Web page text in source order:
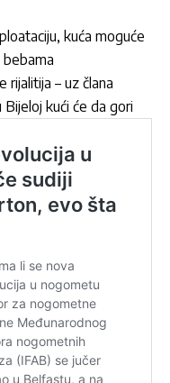
kuća moguće
rijalitija – uz člana
kući će da gori